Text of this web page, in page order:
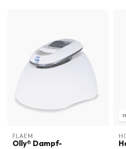
FLAEM
Olly® Dampf-